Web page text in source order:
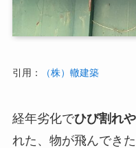
引用： （株）轍建築
経年劣化でひび割れや
れた、物が飛んでき